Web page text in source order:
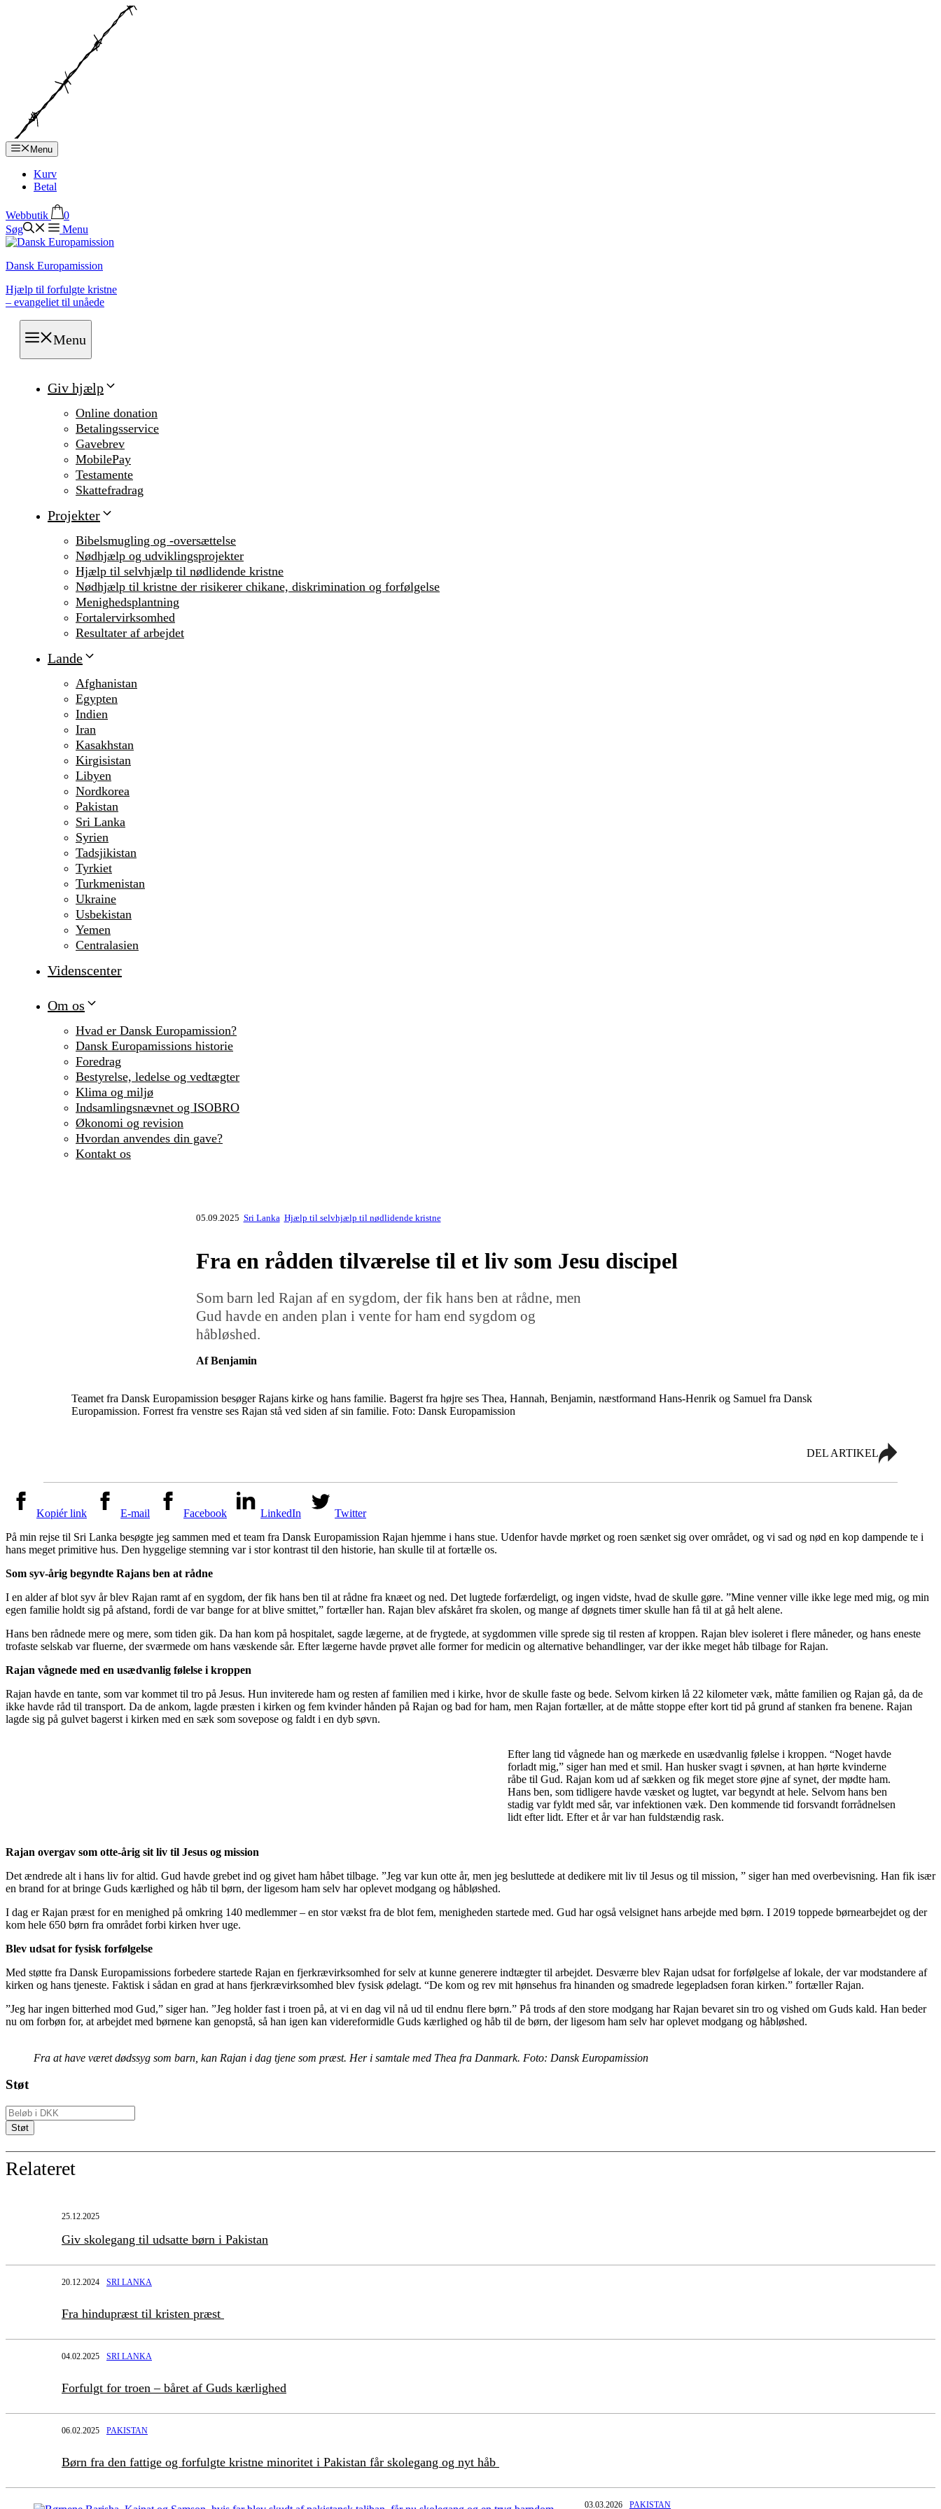
Menu
Kurv
Betal
Webbutik
0
Søg
Menu
Dansk Europamission
Hjælp til forfulgte kristne
– evangeliet til unåede
Menu
Giv hjælp
Online donation
Betalingsservice
Gavebrev
MobilePay
Testamente
Skattefradrag
Projekter
Bibelsmugling og -oversættelse
Nødhjælp og udviklingsprojekter
Hjælp til selvhjælp til nødlidende kristne
Nødhjælp til kristne der risikerer chikane, diskrimination og forfølgelse
Menighedsplantning
Fortalervirksomhed
Resultater af arbejdet
Lande
Afghanistan
Egypten
Indien
Iran
Kasakhstan
Kirgisistan
Libyen
Nordkorea
Pakistan
Sri Lanka
Syrien
Tadsjikistan
Tyrkiet
Turkmenistan
Ukraine
Usbekistan
Yemen
Centralasien
Videnscenter
Om os
Hvad er Dansk Europamission?
Dansk Europamissions historie
Foredrag
Bestyrelse, ledelse og vedtægter
Klima og miljø
Indsamlingsnævnet og ISOBRO
Økonomi og revision
Hvordan anvendes din gave?
Kontakt os
05.09.2025 Sri Lanka Hjælp til selvhjælp til nødlidende kristne
Fra en rådden tilværelse til et liv som Jesu discipel
Som barn led Rajan af en sygdom, der fik hans ben at rådne, men
Gud havde en anden plan i vente for ham end sygdom og
håbløshed.
Af Benjamin
Teamet fra Dansk Europamission besøger Rajans kirke og hans familie. Bagerst fra højre ses Thea, Hannah, Benjamin, næstformand Hans-Henrik og Samuel fra Dansk
Europamission. Forrest fra venstre ses Rajan stå ved siden af sin familie. Foto: Dansk Europamission
DEL ARTIKEL
Kopiér link E-mail Facebook LinkedIn
Twitter
På min rejse til Sri Lanka besøgte jeg sammen med et team fra Dansk Europamission Rajan hjemme i hans stue. Udenfor havde mørket og roen sænket sig over området, og vi sad og nød en kop dampende te i
hans meget primitive hus. Den hyggelige stemning var i stor kontrast til den historie, han skulle til at fortælle os.
Som syv-årig begyndte Rajans ben at rådne
I en alder af blot syv år blev Rajan ramt af en sygdom, der fik hans ben til at rådne fra knæet og ned. Det lugtede forfærdeligt, og ingen vidste, hvad de skulle gøre. ”Mine venner ville ikke lege med mig, og min
egen familie holdt sig på afstand, fordi de var bange for at blive smittet,” fortæller han. Rajan blev afskåret fra skolen, og mange af døgnets timer skulle han få til at gå helt alene.
Hans ben rådnede mere og mere, som tiden gik. Da han kom på hospitalet, sagde lægerne, at de frygtede, at sygdommen ville sprede sig til resten af kroppen. Rajan blev isoleret i flere måneder, og hans eneste
trofaste selskab var fluerne, der sværmede om hans væskende sår. Efter lægerne havde prøvet alle former for medicin og alternative behandlinger, var der ikke meget håb tilbage for Rajan.
Rajan vågnede med en usædvanlig følelse i kroppen
Rajan havde en tante, som var kommet til tro på Jesus. Hun inviterede ham og resten af familien med i kirke, hvor de skulle faste og bede. Selvom kirken lå 22 kilometer væk, måtte familien og Rajan gå, da de
ikke havde råd til transport. Da de ankom, lagde præsten i kirken og fem kvinder hånden på Rajan og bad for ham, men Rajan fortæller, at de måtte stoppe efter kort tid på grund af stanken fra benene. Rajan
lagde sig på gulvet bagerst i kirken med en sæk som sovepose og faldt i en dyb søvn.
Efter lang tid vågnede han og mærkede en usædvanlig følelse i kroppen. “Noget havde
forladt mig,” siger han med et smil. Han husker svagt i søvnen, at han hørte kvinderne
råbe til Gud. Rajan kom ud af sækken og fik meget store øjne af synet, der mødte ham.
Hans ben, som tidligere havde væsket og lugtet, var begyndt at hele. Selvom hans ben
stadig var fyldt med sår, var infektionen væk. Den kommende tid forsvandt forrådnelsen
lidt efter lidt. Efter et år var han fuldstændig rask.
Rajan overgav som otte-årig sit liv til Jesus og mission
Det ændrede alt i hans liv for altid. Gud havde grebet ind og givet ham håbet tilbage. ”Jeg var kun otte år, men jeg besluttede at dedikere mit liv til Jesus og til mission, ” siger han med overbevisning. Han fik især
en brand for at bringe Guds kærlighed og håb til børn, der ligesom ham selv har oplevet modgang og håbløshed.
I dag er Rajan præst for en menighed på omkring 140 medlemmer – en stor vækst fra de blot fem, menigheden startede med. Gud har også velsignet hans arbejde med børn. I 2019 toppede børnearbejdet og der
kom hele 650 børn fra området forbi kirken hver uge.
Blev udsat for fysisk forfølgelse
Med støtte fra Dansk Europamissions forbedere startede Rajan en fjerkrævirksomhed for selv at kunne generere indtægter til arbejdet. Desværre blev Rajan udsat for forfølgelse af lokale, der var modstandere af
kirken og hans tjeneste. Faktisk i sådan en grad at hans fjerkrævirksomhed blev fysisk ødelagt. “De kom og rev mit hønsehus fra hinanden og smadrede legepladsen foran kirken.” fortæller Rajan.
”Jeg har ingen bitterhed mod Gud,” siger han. ”Jeg holder fast i troen på, at vi en dag vil nå ud til endnu flere børn.” På trods af den store modgang har Rajan bevaret sin tro og vished om Guds kald. Han beder
nu om forbøn for, at arbejdet med børnene kan genopstå, så han igen kan videreformidle Guds kærlighed og håb til de børn, der ligesom ham selv har oplevet modgang og håbløshed.
Fra at have været dødssyg som barn, kan Rajan i dag tjene som præst. Her i samtale med Thea fra Danmark. Foto: Dansk Europamission
Støt
Relateret
25.12.2025
Giv skolegang til udsatte børn i Pakistan
20.12.2024 SRI LANKA
Fra hindupræst til kristen præst
04.02.2025 SRI LANKA
Forfulgt for troen – båret af Guds kærlighed
06.02.2025 PAKISTAN
Børn fra den fattige og forfulgte kristne minoritet i Pakistan får skolegang og nyt håb
03.03.2026 PAKISTAN